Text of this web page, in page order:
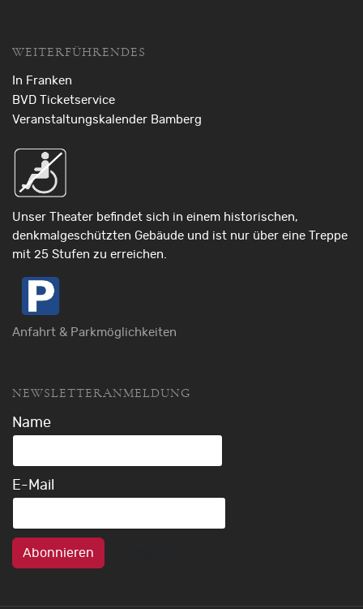
WEITERFÜHRENDES
In Franken
BVD Ticketservice
Veranstaltungskalender Bamberg
Unser Theater befindet sich in einem historischen,
denkmalgeschützten Gebäude und ist nur über eine Treppe
mit 25 Stufen zu erreichen.
Anfahrt & Parkmöglichkeiten
NEWSLETTERANMELDUNG
Name
E-Mail
Abonnieren